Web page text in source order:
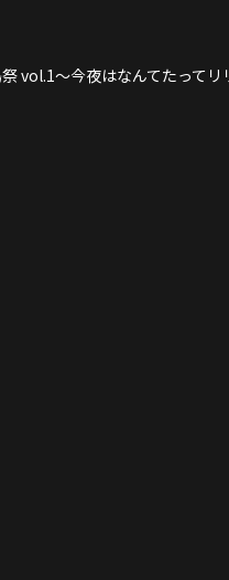
祭 vol.1〜今夜はなんてたってリ